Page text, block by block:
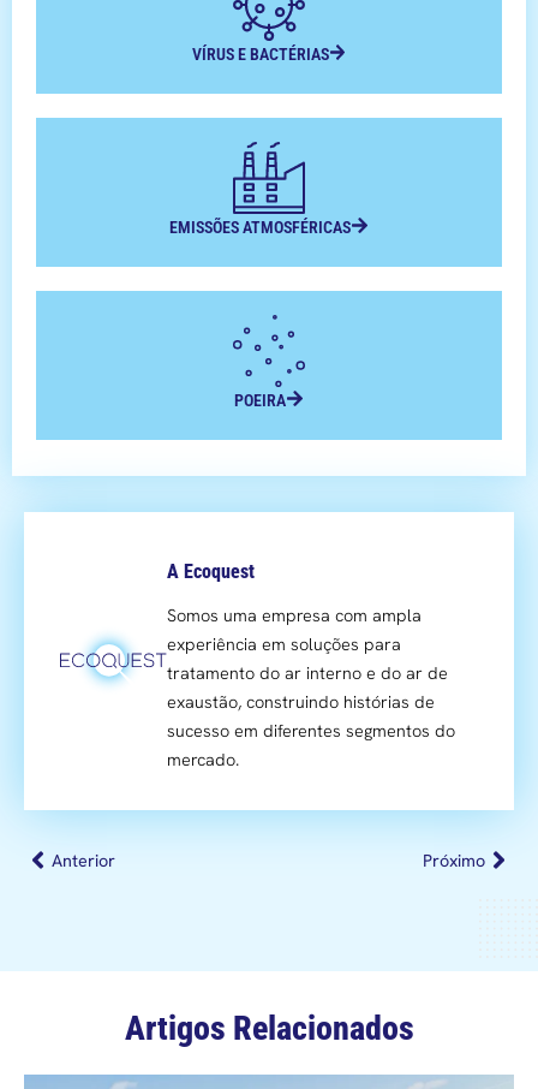
VÍRUS E BACTÉRIAS
EMISSÕES ATMOSFÉRICAS
POEIRA
A Ecoquest
Somos uma empresa com ampla
experiência em soluções para
tratamento do ar interno e do ar de
exaustão, construindo histórias de
sucesso em diferentes segmentos do
mercado.
Anterior Próximo
Artigos Relacionados